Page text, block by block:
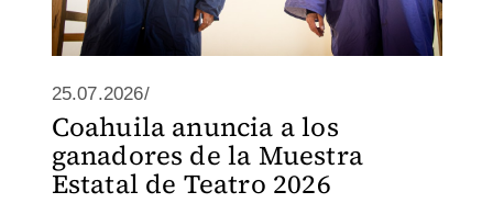
25.07.2026/
Coahuila anuncia a los
ganadores de la Muestra
Estatal de Teatro 2026